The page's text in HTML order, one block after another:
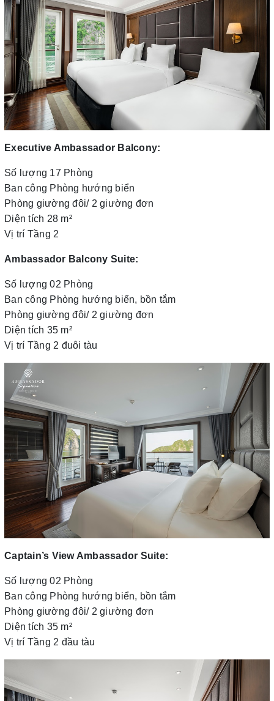
Executive Ambassador Balcony:
Số lượng 17 Phòng
Ban công Phòng hướng biển
Phòng giường đôi/ 2 giường đơn
Diện tích 28 m²
Vị trí Tầng 2
Ambassador Balcony Suite:
Số lượng 02 Phòng
Ban công Phòng hướng biển, bồn tắm
Phòng giường đôi/ 2 giường đơn
Diện tích 35 m²
Vị trí Tầng 2 đuôi tàu
Captain’s View Ambassador Suite:
Số lượng 02 Phòng
Ban công Phòng hướng biển, bồn tắm
Phòng giường đôi/ 2 giường đơn
Diện tích 35 m²
Vị trí Tầng 2 đầu tàu